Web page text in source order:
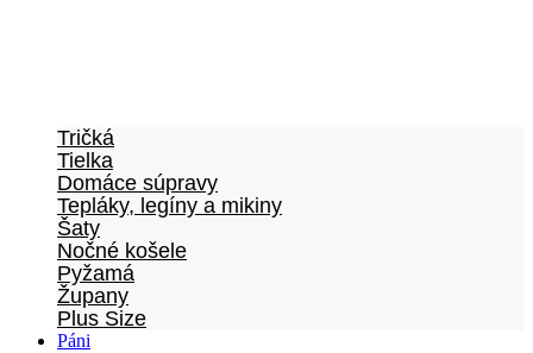
Tričká
Tielka
Domáce súpravy
Tepláky, legíny a mikiny
Šaty
Nočné košele
Pyžamá
Župany
Plus Size
Páni